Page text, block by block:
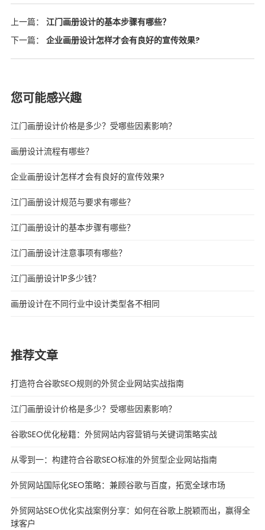
上一篇：
江门画册设计的基本步骤有哪些？
下一篇：
企业画册设计怎样才会有良好的宣传效果?
您可能感兴趣
江门画册设计价格是多少？受哪些因素影响？
画册设计流程有哪些？
企业画册设计怎样才会有良好的宣传效果?
江门画册设计规范与要求有哪些？
江门画册设计的基本步骤有哪些？
江门画册设计注意事项有哪些？
江门画册设计1P多少钱？
画册设计在不同行业中设计类型各不相同
推荐文章
打造符合谷歌SEO规则的外贸企业网站实战指南
江门画册设计价格是多少？受哪些因素影响？
谷歌SEO优化秘籍：外贸网站内容营销与关键词策略实战
从零到一：构建符合谷歌SEO标准的外贸型企业网站指南
外贸网站国际化SEO策略：兼顾谷歌与百度，拓宽全球市场
外贸网站SEO优化实战案例分享：如何在谷歌上脱颖而出，赢得全
球客户